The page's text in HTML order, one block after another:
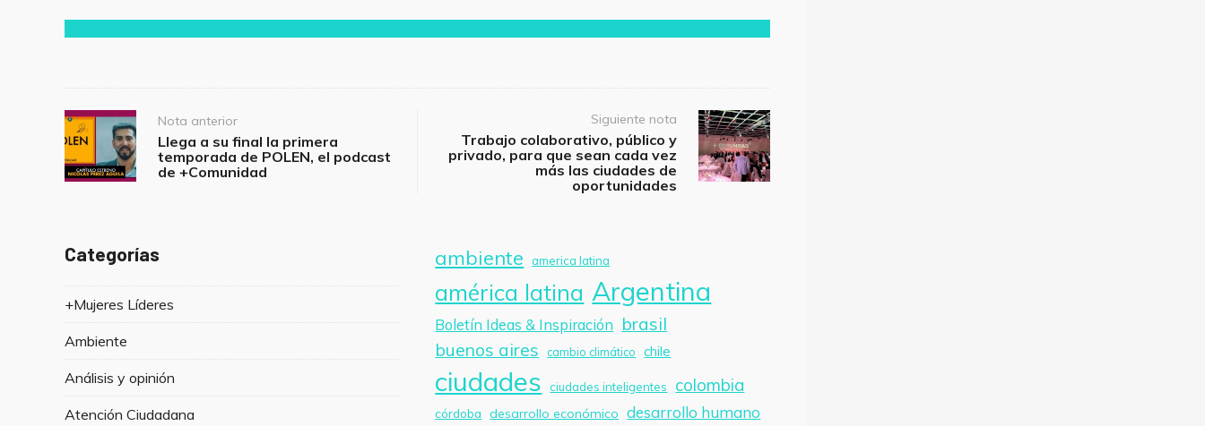
c
b
o
o
k
itt ai at
A
p
p
ar
Post
navigation
Nota anterior
Llega a su final la primera
temporada de POLEN, el podcast
de +Comunidad
Siguiente nota
Trabajo colaborativo, público y
privado, para que sean cada vez
más las ciudades de
oportunidades
Categorías
+Mujeres Líderes
Ambiente
Análisis y opinión
Atención Ciudadana
ambiente america latina
américa latina Argentina
Boletín Ideas & Inspiración brasil
buenos aires
cambio climático chile
ciudades ciudades inteligentes colombia
córdoba desarrollo económico desarrollo humano